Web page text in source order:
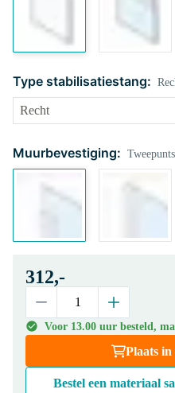
Type stabilisatiestang:
Muurbevestiging:
312,-
Voor 13.00 uur besteld,
Plaats
Bestel een materiaal